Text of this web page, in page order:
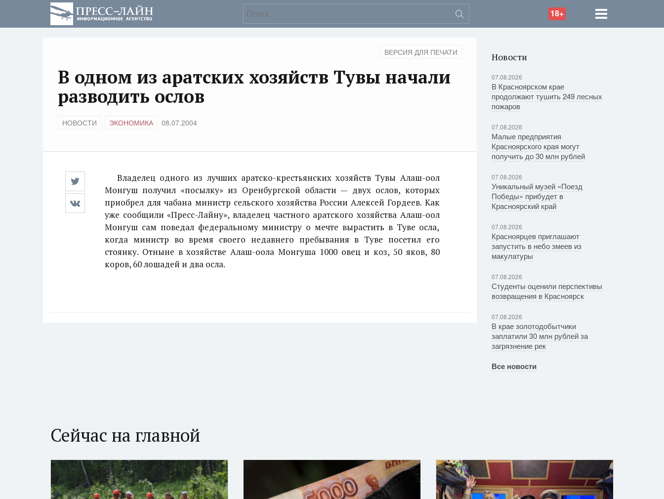
18+
ВЕРСИЯ ДЛЯ ПЕЧАТИ
В одном из аратских хозяйств Тувы начали
разводить ослов
НОВОСТИ ЭКОНОМИКА 08.07.2004
Владелец одного из лучших аратско-крестьянских хозяйств Тувы Алаш-оол
Монгуш получил «посылку» из Оренбургской области — двух ослов, которых
приобрел для чабана министр сельского хозяйства России Алексей Гордеев. Как
уже сообщили «Пресс-Лайну», владелец частного аратского хозяйства Алаш-оол
Монгуш сам поведал федеральному министру о мечте вырастить в Туве осла,
когда министр во время своего недавнего пребывания в Туве посетил его
стоянку. Отныне в хозяйстве Алаш-оола Монгуша 1000 овец и коз, 50 яков, 80
коров, 60 лошадей и два осла.
Новости
07.08.2026
В Красноярском крае
продолжают тушить 249 лесных
пожаров
07.08.2026
Малые предприятия
Красноярского края могут
получить до 30 млн рублей
07.08.2026
Уникальный музей «Поезд
Победы» прибудет в
Красноярский край
07.08.2026
Красноярцев приглашают
запустить в небо змеев из
макулатуры
07.08.2026
Студенты оценили перспективы
возвращения в Красноярск
07.08.2026
В крае золотодобытчики
заплатили 30 млн рублей за
загрязнение рек
Все новости
Сейчас на главной